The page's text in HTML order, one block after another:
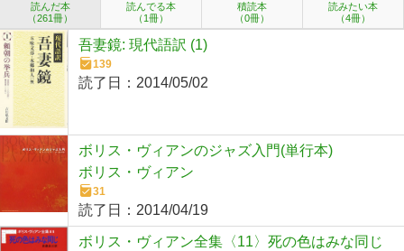
読んだ本
（261冊）
読んでる本
（1冊）
積読本
（0冊）
読みたい本
（4冊）
吾妻鏡: 現代語訳 (1)
139
読了日： 2014/05/02
ボリス・ヴィアンのジャズ入門(単行本)
ボリス・ヴィアン
31
読了日： 2014/04/19
ボリス・ヴィアン全集〈11〉死の色はみな同じ